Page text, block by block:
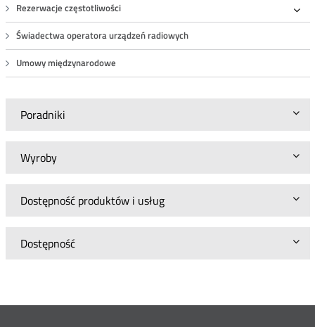
Rezerwacje częstotliwości
Świadectwa operatora urządzeń radiowych
Umowy międzynarodowe
Poradniki
Wyroby
Dostępność produktów i usług
Dostępność